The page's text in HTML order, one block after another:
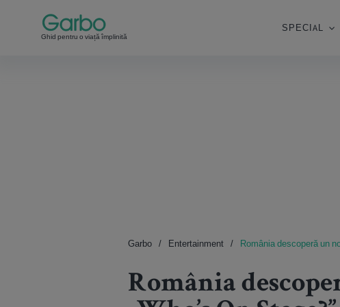
Ghid pentru o viață împlinită
SPECIAL
Garbo Entertainment România descoperă un
România